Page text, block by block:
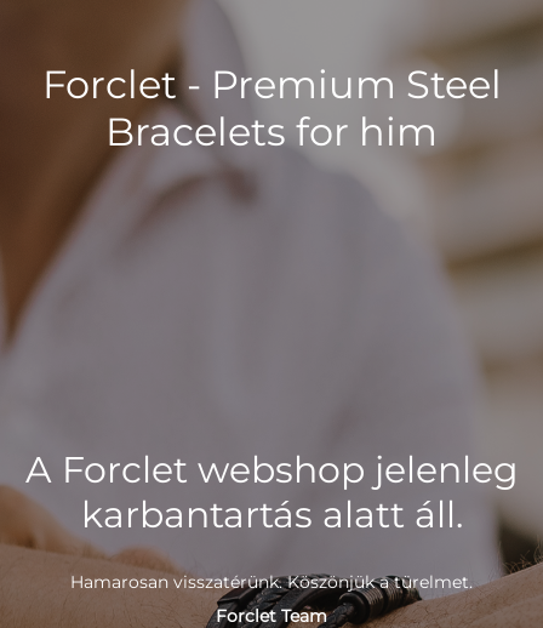
Forclet - Premium Steel
Bracelets for him
A Forclet webshop jelenleg
karbantartás alatt áll.
Hamarosan visszatérünk. Köszönjük a türelmet.
Forclet Team